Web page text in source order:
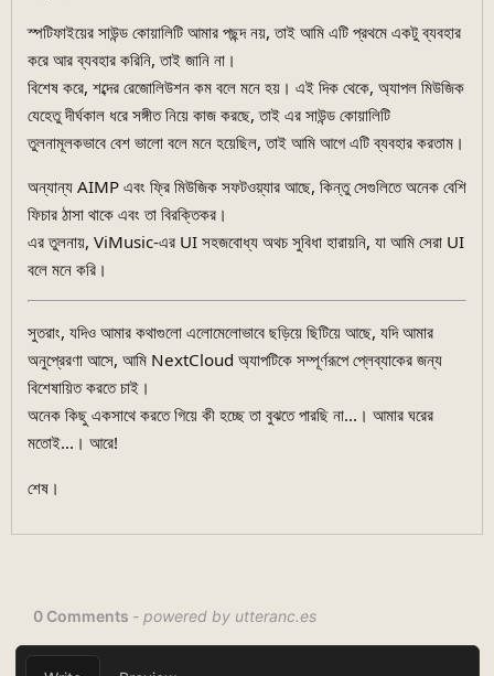
স্পটিফাইয়ের সাউন্ড কোয়ালিটি আমার পছন্দ নয়, তাই আমি এটি প্রথমে একটু ব্যবহার
করে আর ব্যবহার করিনি, তাই জানি না।
বিশেষ করে, শব্দের রেজোলিউশন কম বলে মনে হয়। এই দিক থেকে, অ্যাপল মিউজিক
যেহেতু দীর্ঘকাল ধরে সঙ্গীত নিয়ে কাজ করছে, তাই এর সাউন্ড কোয়ালিটি
তুলনামূলকভাবে বেশ ভালো বলে মনে হয়েছিল, তাই আমি আগে এটি ব্যবহার করতাম।
অন্যান্য AIMP এবং ফ্রি মিউজিক সফটওয়্যার আছে, কিন্তু সেগুলিতে অনেক বেশি
ফিচার ঠাসা থাকে এবং তা বিরক্তিকর।
এর তুলনায়, ViMusic-এর UI সহজবোধ্য অথচ সুবিধা হারায়নি, যা আমি সেরা UI
বলে মনে করি।
সুতরাং, যদিও আমার কথাগুলো এলোমেলোভাবে ছড়িয়ে ছিটিয়ে আছে, যদি আমার
অনুপ্রেরণা আসে, আমি NextCloud অ্যাপটিকে সম্পূর্ণরূপে প্লেব্যাকের জন্য
বিশেষায়িত করতে চাই।
অনেক কিছু একসাথে করতে গিয়ে কী হচ্ছে তা বুঝতে পারছি না...। আমার ঘরের
মতোই...। আরে!
শেষ।